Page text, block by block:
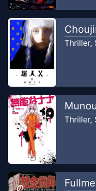
Chapter2-Chp 2
Unknown
Chapter1
Unknown
Thriller,
Thriller,